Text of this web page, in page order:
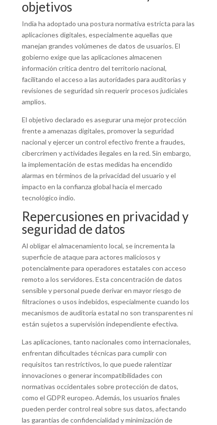
objetivos
India ha adoptado una postura normativa estricta para las
aplicaciones digitales, especialmente aquellas que
manejan grandes volúmenes de datos de usuarios. El
gobierno exige que las aplicaciones almacenen
información crítica dentro del territorio nacional,
facilitando el acceso a las autoridades para auditorías y
revisiones de seguridad sin requerir procesos judiciales
amplios.
El objetivo declarado es asegurar una mejor protección
frente a amenazas digitales, promover la seguridad
nacional y ejercer un control efectivo frente a fraudes,
cibercrimen y actividades ilegales en la red. Sin embargo,
la implementación de estas medidas ha encendido
alarmas en términos de la privacidad del usuario y el
impacto en la confianza global hacia el mercado
tecnológico indio.
Repercusiones en privacidad y
seguridad de datos
Al obligar el almacenamiento local, se incrementa la
superficie de ataque para actores maliciosos y
potencialmente para operadores estatales con acceso
remoto a los servidores. Esta concentración de datos
sensible y personal puede derivar en mayor riesgo de
filtraciones o usos indebidos, especialmente cuando los
mecanismos de auditoría estatal no son transparentes ni
están sujetos a supervisión independiente efectiva.
Las aplicaciones, tanto nacionales como internacionales,
enfrentan dificultades técnicas para cumplir con
requisitos tan restrictivos, lo que puede ralentizar
innovaciones o generar incompatibilidades con
normativas occidentales sobre protección de datos,
como el GDPR europeo. Además, los usuarios finales
pueden perder control real sobre sus datos, afectando
las garantías de confidencialidad y minimización de